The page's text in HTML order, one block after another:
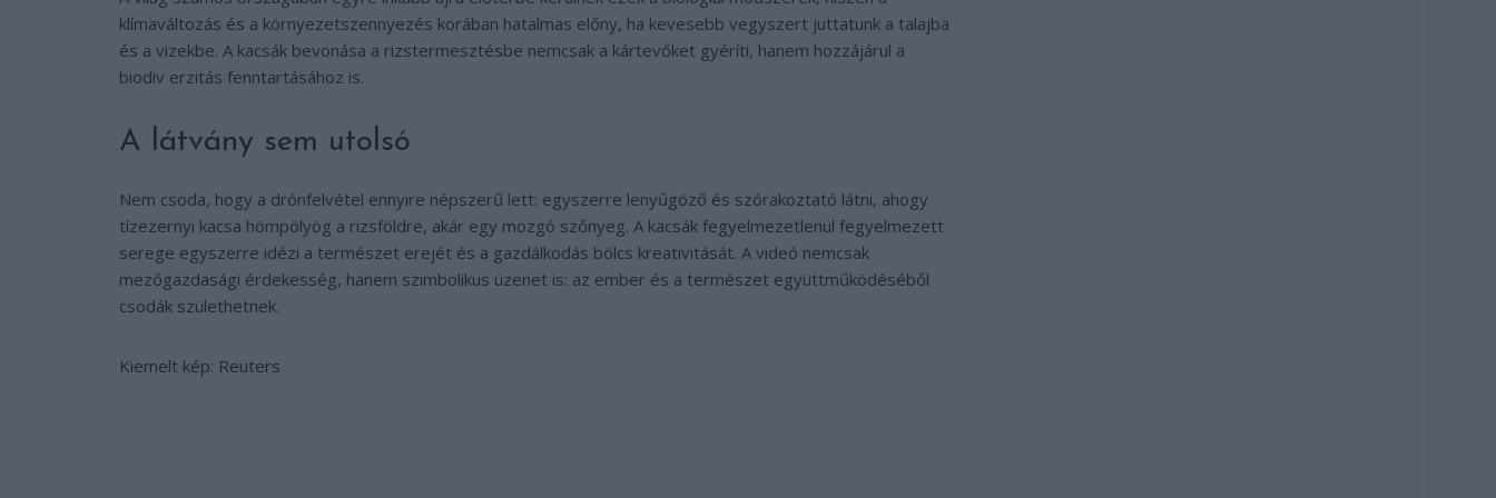
klímaváltozás és a környezetszennyezés korában hatalmas előny, ha kevesebb vegyszert juttatunk a talajba
és a vizekbe. A kacsák bevonása a rizstermesztésbe nemcsak a kártevőket gyéríti, hanem hozzájárul a
biodiv erzitás fenntartásához is.
A látvány sem utolsó
Nem csoda, hogy a drónfelvétel ennyire népszerű lett: egyszerre lenyűgöző és szórakoztató látni, ahogy
tízezernyi kacsa hömpölyög a rizsföldre, akár egy mozgó szőnyeg. A kacsák fegyelmezetlenül fegyelmezett
serege egyszerre idézi a természet erejét és a gazdálkodás bölcs kreativitását. A videó nemcsak
mezőgazdasági érdekesség, hanem szimbolikus üzenet is: az ember és a természet együttműködéséből
csodák születhetnek.
Kiemelt kép: Reuters